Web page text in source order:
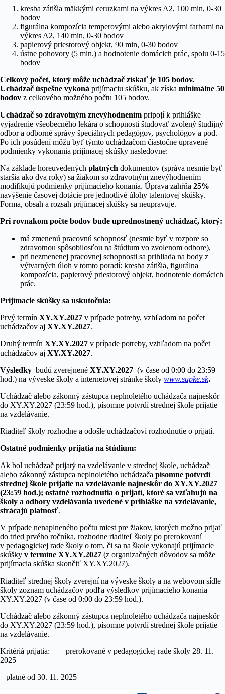
kresba zátišia mäkkými ceruzkami na výkres A2, 100 min, 0-30
bodov
figurálna kompozícia temperovými alebo akrylovými farbami na
výkres A2, 140 min, 0-30 bodov
papierový priestorový objekt, 90 min, 0-30 bodov
ústne pohovory (5 min.) a hodnotenie domácich prác, spolu 0-15
bodov
Celkový počet, ktorý môže uchádzač získať je 105 bodov.
Uchádzač úspešne vykoná prijímaciu skúšku, ak získa minimálne 50
bodov z celkového možného počtu 105 bodov.
Uchádzač so zdravotným znevýhodnením pripojí k prihláške
vyjadrenie všeobecného lekára o schopnosti študovať zvolený študijný
odbor a odborné správy špeciálnych pedagógov, psychológov a pod.
Po ich posúdení môžu byť týmto uchádzačom čiastočne upravené
podmienky vykonania prijímacej skúšky nasledovne:
Na základe horeuvedených platných dokumentov (správa nesmie byť
staršia ako dva roky) sa žiakom so zdravotným znevýhodnením
modifikujú podmienky prijímacieho konania. Úprava zahŕňa 25%
navýšenie časovej dotácie pre jednotlivé úlohy talentovej skúšky.
Forma, obsah a rozsah prijímacej skúšky sa neupravuje.
Pri rovnakom počte bodov bude uprednostnený uchádzač, ktorý:
má zmenenú pracovnú schopnosť (nesmie byť v rozpore so
zdravotnou spôsobilosťou na štúdium vo zvolenom odbore),
pri nezmenenej pracovnej schopnosti sa prihliada na body z
výtvarných úloh v tomto poradí: kresba zátišia, figurálna
kompozícia, papierový priestorový objekt, hodnotenie domácich
prác.
Prijímacie skúšky sa uskutočnia:
Prvý termín XY.XY.2027 v prípade potreby, vzhľadom na počet
uchádzačov aj XY.XY.2027.
Druhý termín XY.XY.2027 v prípade potreby, vzhľadom na počet
uchádzačov aj XY.XY.2027.
Výsledky budú zverejnené XY.XY.2027 (v čase od 0:00 do 23:59
hod.) na výveske školy a internetovej stránke školy www.supke.sk.
Uchádzač alebo zákonný zástupca neplnoletého uchádzača najneskôr
do XY.XY.2027 (23:59 hod.), písomne potvrdí strednej škole prijatie
na vzdelávanie.
Riaditeľ školy rozhodne a odošle uchádzačovi rozhodnutie o prijatí.
Ostatné podmienky prijatia na štúdium:
Ak bol uchádzač prijatý na vzdelávanie v strednej škole, uchádzač
alebo zákonný zástupca neplnoletého uchádzača písomne potvrdí
strednej škole prijatie na vzdelávanie najneskôr do XY.XY.2027
(23:59 hod.); ostatné rozhodnutia o prijatí, ktoré sa vzťahujú na
školy a odbory vzdelávania uvedené v prihláške na vzdelávanie,
strácajú platnosť.
V prípade nenaplneného počtu miest pre žiakov, ktorých možno prijať
do tried prvého ročníka, rozhodne riaditeľ školy po prerokovaní
v pedagogickej rade školy o tom, či sa na škole vykonajú prijímacie
skúšky v termíne XY.XY.2027 (z organizačných dôvodov sa môže
prijímacia skúška skončiť XY.XY.2027).
Riaditeľ strednej školy zverejní na výveske školy a na webovom sídle
školy zoznam uchádzačov podľa výsledkov prijímacieho konania
XY.XY.2027 (v čase od 0:00 do 23:59 hod.).
Uchádzač alebo zákonný zástupca neplnoletého uchádzača najneskôr
do XY.XY.2027 (23:59 hod.), písomne potvrdí strednej škole prijatie
na vzdelávanie.
Kritériá prijatia: – prerokované v pedagogickej rade školy 28. 11.
2025
– platné od 30. 11. 2025